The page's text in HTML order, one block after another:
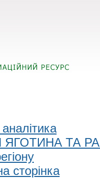
ТА
сторінка